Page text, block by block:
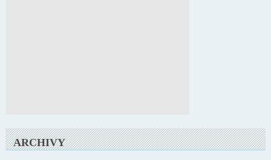
ARCHIVY